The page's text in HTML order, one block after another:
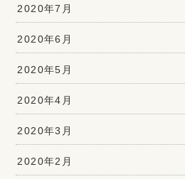
2020年7月
2020年6月
2020年5月
2020年4月
2020年3月
2020年2月